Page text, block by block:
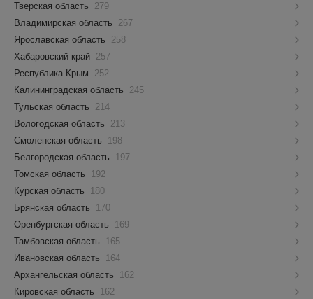
Тверская область
279
Владимирская область
267
Ярославская область
258
Хабаровский край 257
Республика Крым
252
Калининградская область
245
Тульская область
214
Вологодская область
213
Смоленская область
198
Белгородская область
197
Томская область
192
Курская область
180
Брянская область
170
Оренбургская область
169
Тамбовская область
165
Ивановская область
164
Архангельская область
162
Кировская область
162